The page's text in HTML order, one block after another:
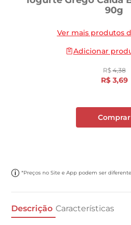
90g
Ver mais produtos
Adicionar
R$ 4,38
R$ 3,69
Comprar
*Preços no Site e App podem ser
Descrição Características